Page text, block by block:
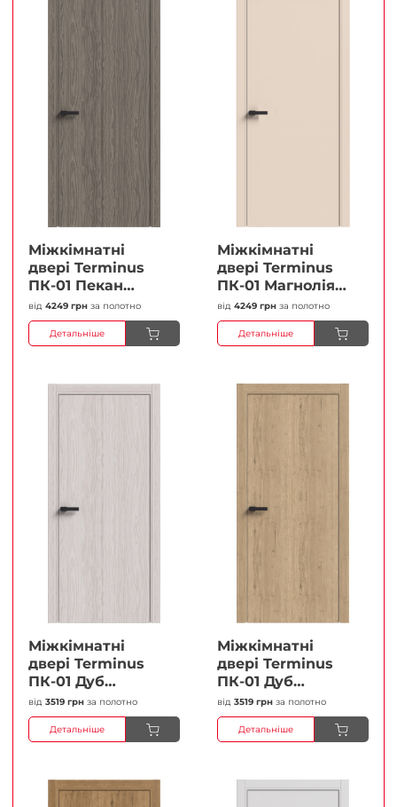
Міжкімнатні
двері Terminus
ПК-01 Пекан
Глухі Плівка
від 4249 грн за полотно
Детальніше
Міжкімнатні
двері Terminus
ПК-01 Магнолія
Глухі Плівка
від 4249 грн за полотно
Детальніше
Міжкімнатні
двері Terminus
ПК-01 Дуб
перлиний Глухі
Плівка
від 3519 грн за полотно
Детальніше
Міжкімнатні
двері Terminus
ПК-01 Дуб
класичний Глухі
Плівка
від 3519 грн за полотно
Детальніше